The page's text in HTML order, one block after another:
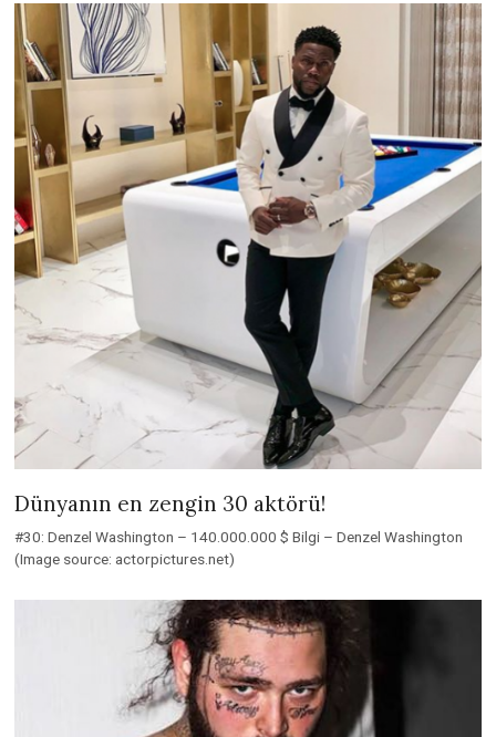
Dünyanın en zengin 30 aktörü!
#30: Denzel Washington – 140.000.000 $ Bilgi – Denzel Washington
(Image source: actorpictures.net)